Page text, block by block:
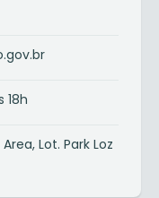
18h
Lot. Park Loz